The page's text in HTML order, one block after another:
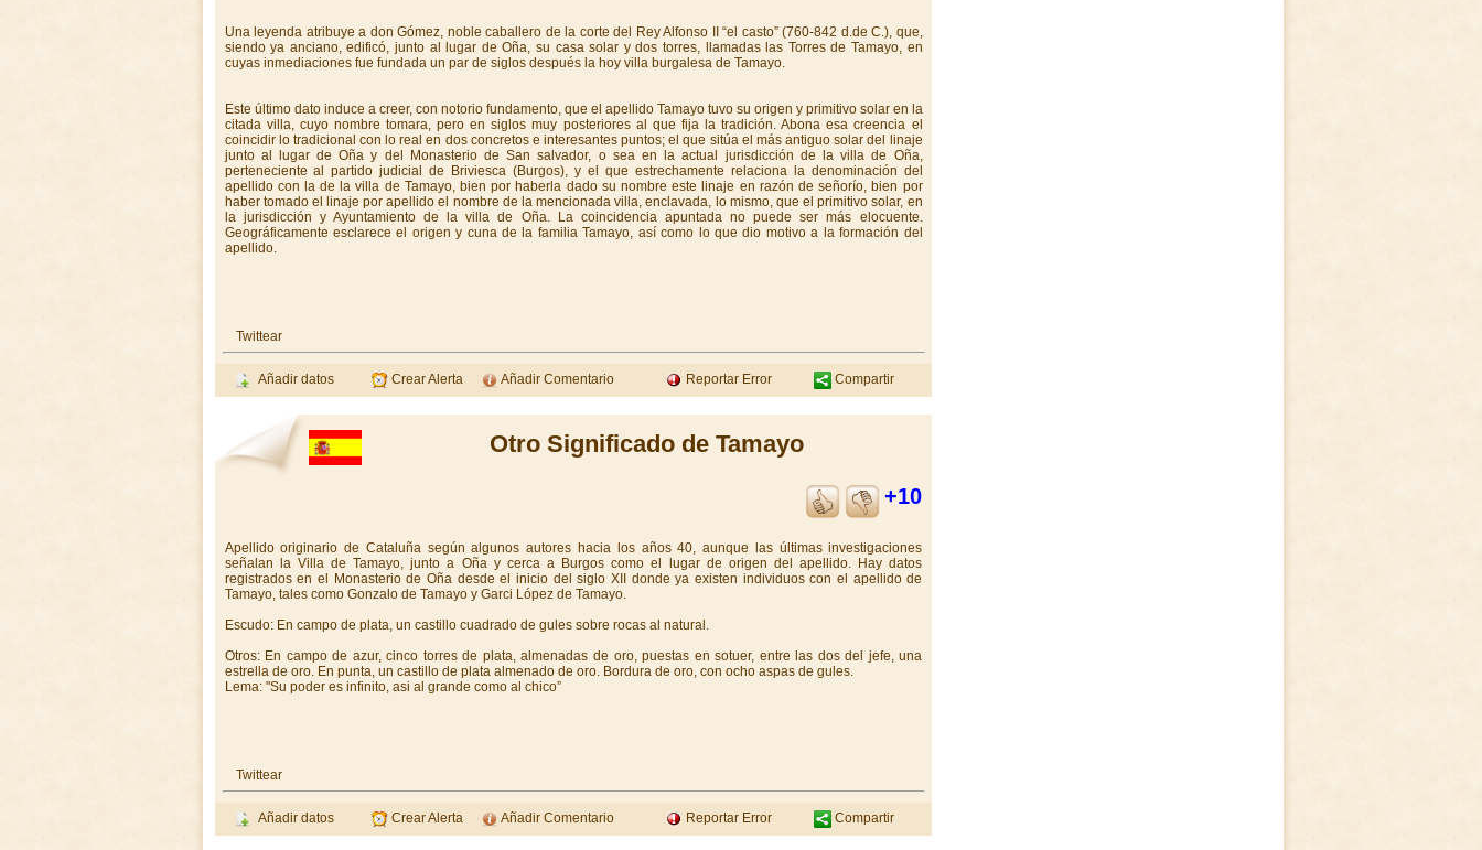
Una leyenda atribuye a don Gómez, noble caballero de la corte del Rey Alfonso II “el casto” (760-842 d.de C.), que,
siendo ya anciano, edificó, junto al lugar de Oña, su casa solar y dos torres, llamadas las Torres de Tamayo, en
cuyas inmediaciones fue fundada un par de siglos después la hoy villa burgalesa de Tamayo.
Este último dato induce a creer, con notorio fundamento, que el apellido Tamayo tuvo su origen y primitivo solar en la
citada villa, cuyo nombre tomara, pero en siglos muy posteriores al que fija la tradición. Abona esa creencia el
coincidir lo tradicional con lo real en dos concretos e interesantes puntos; el que sitúa el más antiguo solar del linaje
junto al lugar de Oña y del Monasterio de San salvador, o sea en la actual jurisdicción de la villa de Oña,
perteneciente al partido judicial de Briviesca (Burgos), y el que estrechamente relaciona la denominación del
apellido con la de la villa de Tamayo, bien por haberla dado su nombre este linaje en razón de señorío, bien por
haber tomado el linaje por apellido el nombre de la mencionada villa, enclavada, lo mismo, que el primitivo solar, en
la jurisdicción y Ayuntamiento de la villa de Oña. La coincidencia apuntada no puede ser más elocuente.
Geográficamente esclarece el origen y cuna de la familia Tamayo, así como lo que dio motivo a la formación del
apellido.
Twittear
Añadir datos Crear Alerta Añadir Comentario Reportar Error Compartir
Otro Significado de Tamayo
+10
Apellido originario de Cataluña según algunos autores hacia los años 40, aunque las últimas investigaciones
señalan la Villa de Tamayo, junto a Oña y cerca a Burgos como el lugar de origen del apellido. Hay datos
registrados en el Monasterio de Oña desde el inicio del siglo XII donde ya existen individuos con el apellido de
Tamayo, tales como Gonzalo de Tamayo y Garci López de Tamayo.
Escudo: En campo de plata, un castillo cuadrado de gules sobre rocas al natural.
Otros: En campo de azur, cinco torres de plata, almenadas de oro, puestas en sotuer, entre las dos del jefe, una
estrella de oro. En punta, un castillo de plata almenado de oro. Bordura de oro, con ocho aspas de gules.
Lema: "Su poder es infinito, asi al grande como al chico”
Twittear
Añadir datos Crear Alerta Añadir Comentario Reportar Error Compartir